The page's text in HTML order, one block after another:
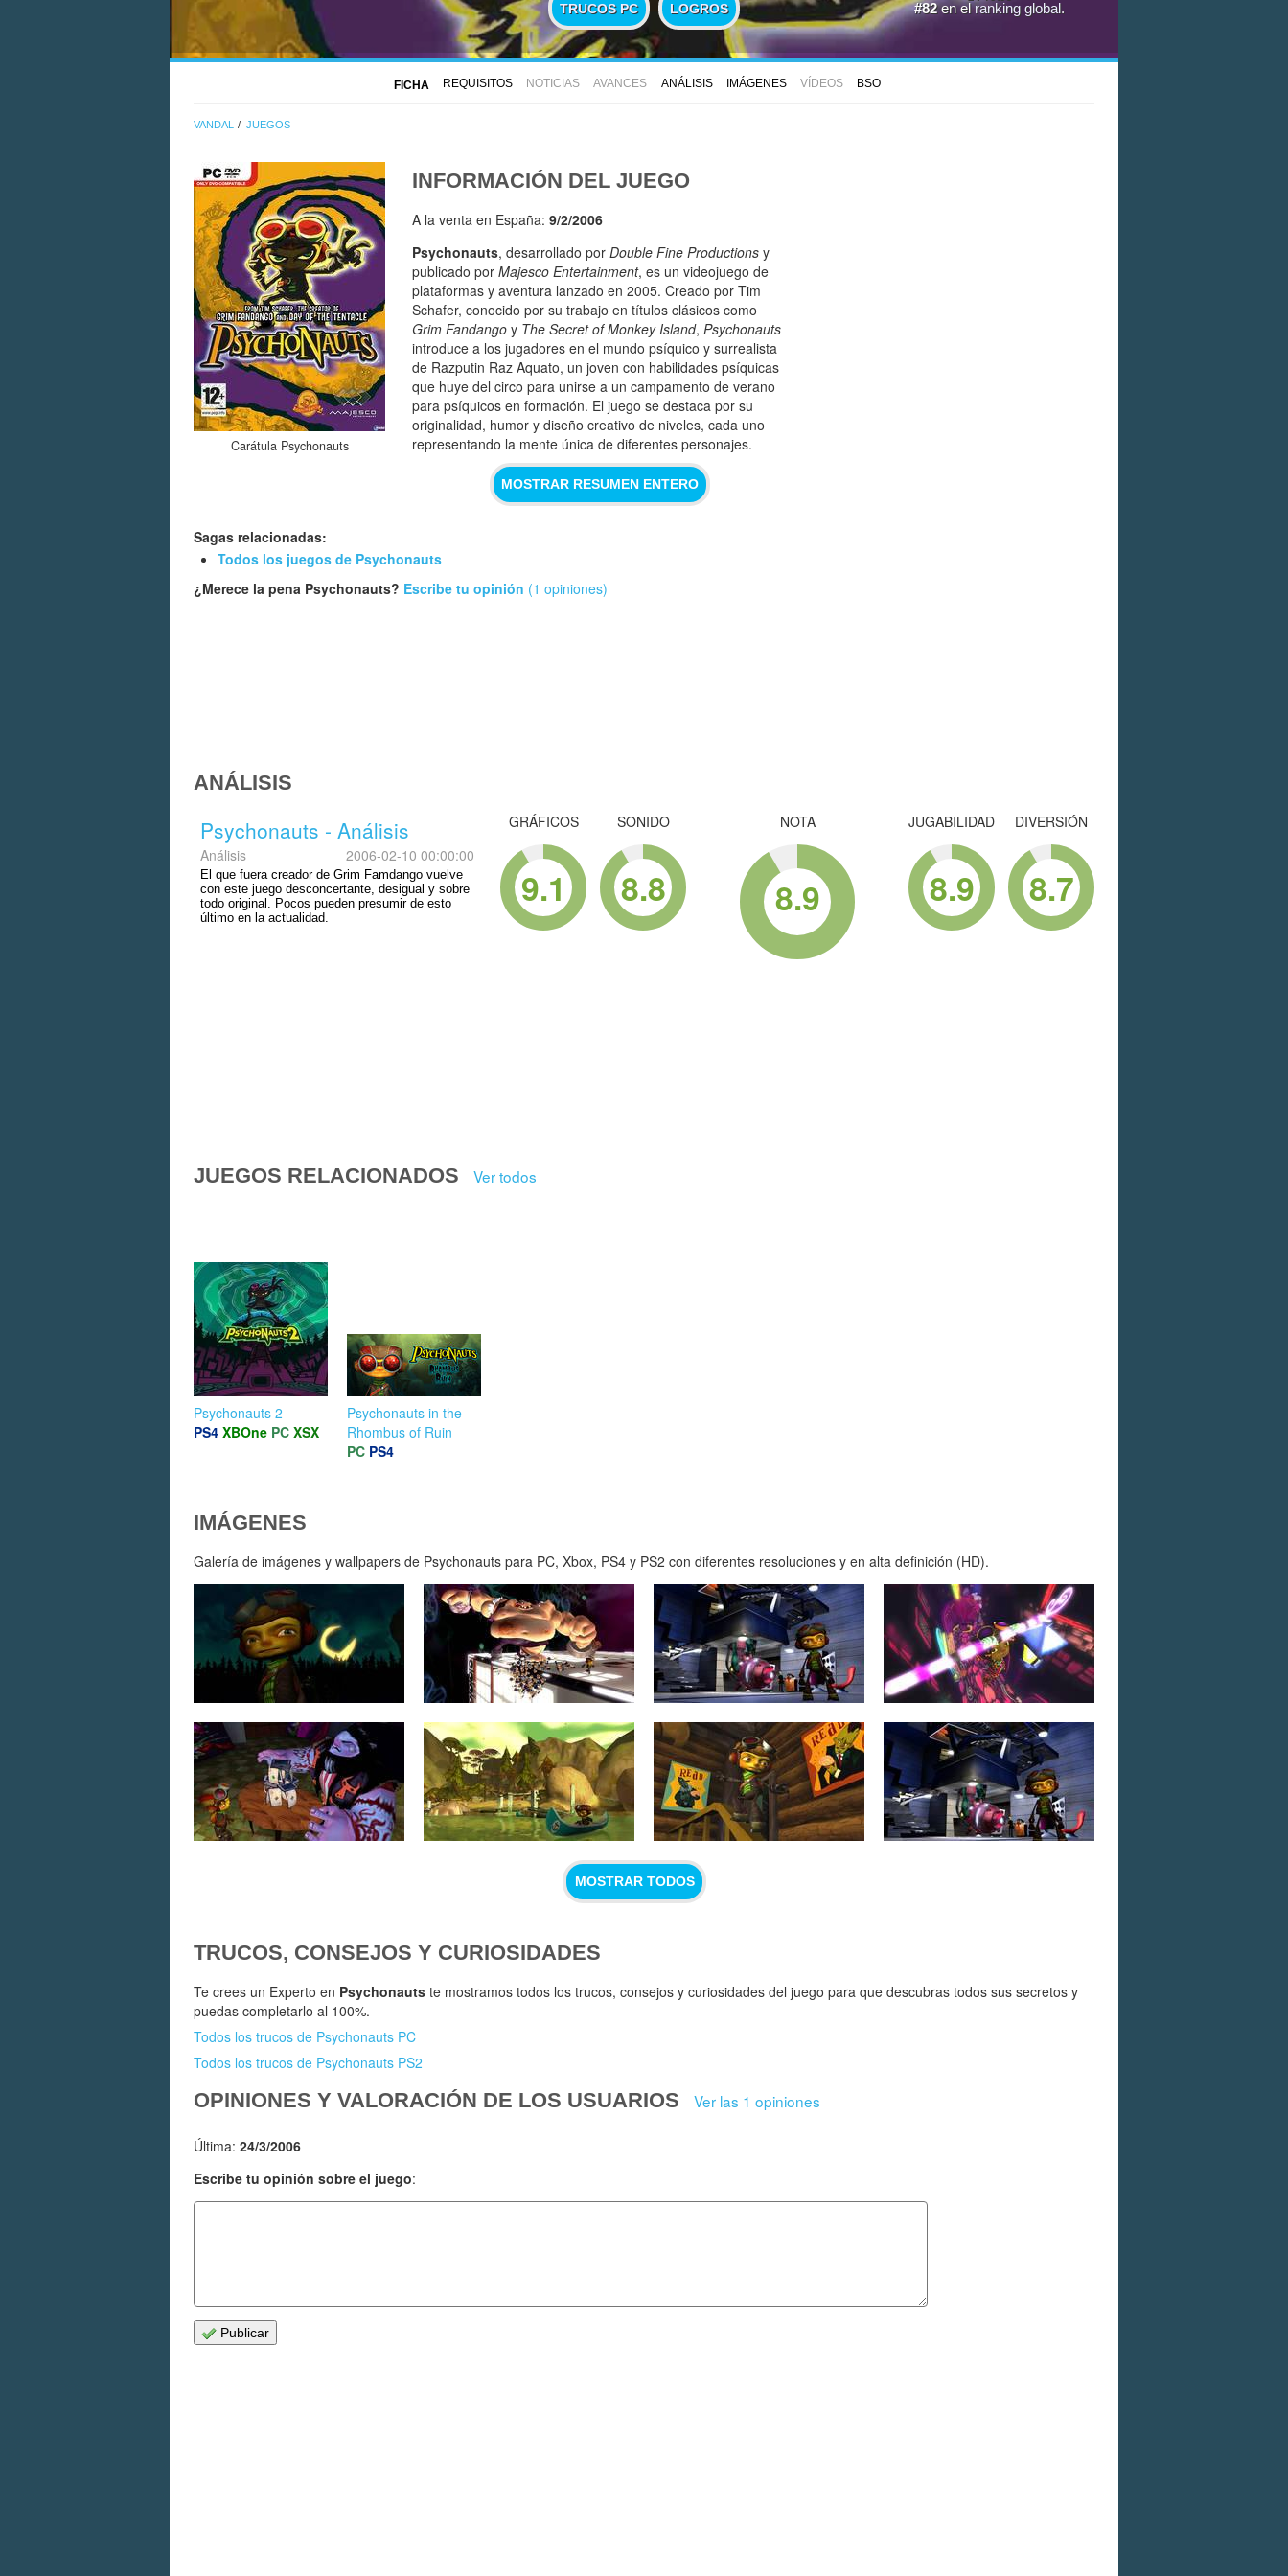
TRUCOS PC LOGROS
#82en elranking global .
FICHA REQUISITOS NOTICIAS AVANCES ANÁLISIS IMÁGENES VÍDEOS BSO
VANDAL JUEGOS
Carátula Psychonauts
INFORMACIÓN DEL JUEGO
A la venta en España: 9/2/2006
Psychonauts, desarrollado por Double Fine Productions y
publicado por Majesco Entertainment, es un videojuego de
plataformas y aventura lanzado en 2005. Creado por Tim
Schafer, conocido por su trabajo en títulos clásicos como
Grim Fandango y The Secret of Monkey Island, Psychonauts
introduce a los jugadores en el mundo psíquico y surrealista
de Razputin Raz Aquato, un joven con habilidades psíquicas
que huye del circo para unirse a un campamento de verano
para psíquicos en formación. El juego se destaca por su
originalidad, humor y diseño creativo de niveles, cada uno
representando la mente única de diferentes personajes.
MOSTRAR RESUMEN ENTERO
Sagas relacionadas:
Todos los juegos de Psychonauts
¿Merece la pena Psychonauts? Escribe tu opinión (1 opiniones)
ANÁLISIS
Psychonauts - Análisis
Análisis 2006-02-10 00:00:00
El que fuera creador de Grim Famdango vuelve
con este juego desconcertante, desigual y sobre
todo original. Pocos pueden presumir de esto
último en la actualidad.
GRÁFICOS
9.1
SONIDO
8.8
NOTA
8.9
DIVERSIÓN
8.7
JUGABILIDAD
8.9
JUEGOS RELACIONADOS Ver todos
Psychonauts 2
PS4 XBOne PC XSX
Psychonauts in the
Rhombus of Ruin
PC PS4
IMÁGENES
Galería de imágenes y wallpapers de Psychonauts para PC, Xbox, PS4 y PS2 con diferentes resoluciones y en alta definición (HD).
MOSTRAR TODOS
TRUCOS, CONSEJOS Y CURIOSIDADES
Te crees un Experto en Psychonauts te mostramos todos los trucos, consejos y curiosidades del juego para que descubras todos sus secretos y
puedas completarlo al 100%.
Todos los trucos de Psychonauts PC
Todos los trucos de Psychonauts PS2
OPINIONES Y VALORACIÓN DE LOS USUARIOS Ver las 1 opiniones
Última: 24/3/2006
Escribe tu opinión sobre el juego:
Publicar